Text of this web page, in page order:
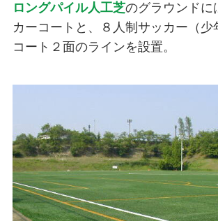
ロングパイル人工芝のグラウンドに
カーコートと、８人制サッカー（少
コート２面のラインを設置。